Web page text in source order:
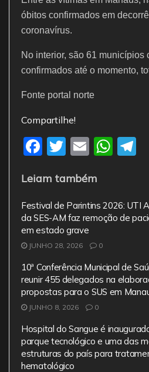
óbitos confirmados em
coronavírus.
No interior, são 61 municípios
confirmados até o momento,
Fonte portal norte
Compartilhe!
F
c
e
b
o
o
k
T
itt
er
E
ai
l
W
s
A
p
a
Leiam também
Festival de Parintins 2026: UTI
da SES-AM faz remoção de
em estado grave
JUNHO 28, 2026 0
10ª Conferência Municipal de
reunir 455 delegados na
propostas para o SUS em
JUNHO 8, 2026 0
Hospital do Sangue é
parque tecnológico e uma das
estruturas do país para
hematológico